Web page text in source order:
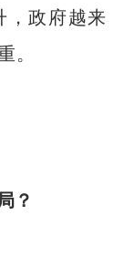
，政府越来
？